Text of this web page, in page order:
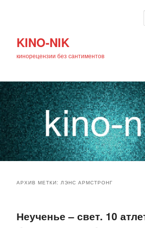
KINO-NIK
кинорецензии без сантиментов
основному
дополнительному
АРХИВ МЕТКИ:ЛЭНС АРМСТРОНГ
Неученье – свет. 10